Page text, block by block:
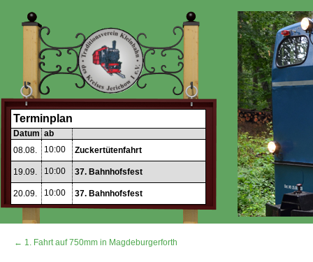
Terminplan
Datum ab
08.08.
10:00 Zuckertütenfahrt
19.09. 10:00 37. Bahnhofsfest
20.09. 10:00 37. Bahnhofsfest
← 1. Fahrt auf 750mm in Magdeburgerforth